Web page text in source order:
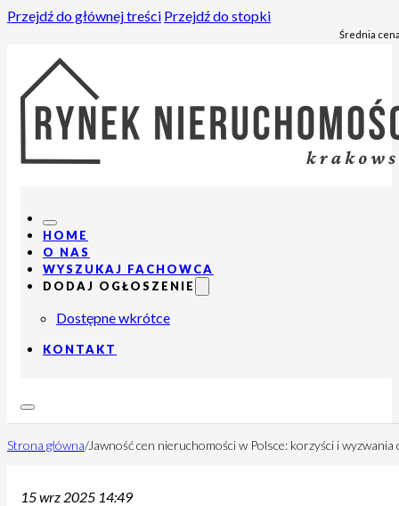
Przejdź do głównej treści Przejdź do stopki
Średnia
HOME
O NAS
WYSZUKAJ FACHOWCA
DODAJ OGŁOSZENIE
Dostępne wkrótce
KONTAKT
Strona główna/Jawność cen nieruchomości w Polsce: korzyści i
15 wrz 2025 14:49